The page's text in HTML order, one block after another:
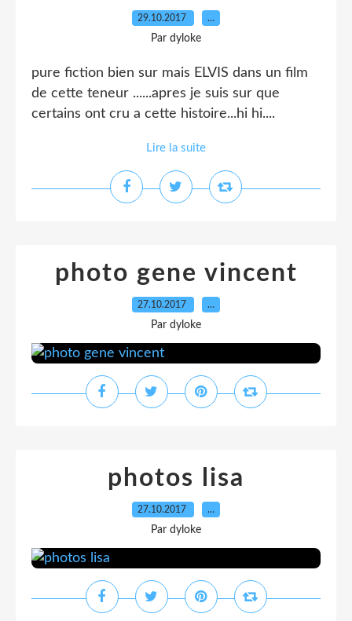
29.10.2017 …
Par dyloke
pure fiction bien sur mais ELVIS dans un film
de cette teneur ......apres je suis sur que
certains ont cru a cette histoire...hi hi....
Lire la suite
photo gene vincent
27.10.2017 …
Par dyloke
photos lisa
27.10.2017 …
Par dyloke